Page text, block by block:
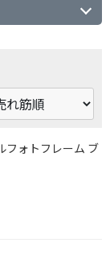
フォトフレーム ブ
たワード